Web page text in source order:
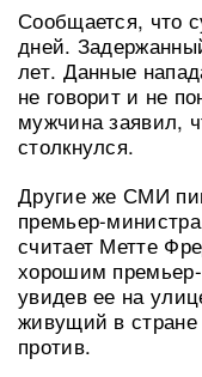
Сообщается, что
дней.
лет. Данные
не говорит и не
мужчина заявил,
столкнулся.
Другие же СМИ
премьер-
считает Метте
хорошим
увидев ее на
живущий в стране
против.